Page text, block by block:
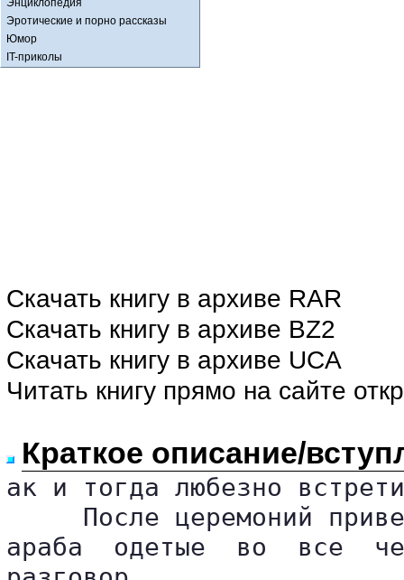
Энциклопедия
Эротические и порно рассказы
Юмор
IT-приколы
Скачать книгу в архиве RAR
Скачать книгу в архиве BZ2
Скачать книгу в архиве UCA
Читать книгу прямо на сайте
Краткое описание/
ак и тогда любезно
После церемоний
араба  одетые  во  все